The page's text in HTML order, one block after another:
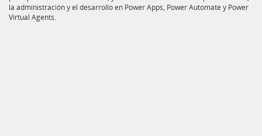
la administración y el desarrollo en Power Apps, Power Automate y Power
Virtual Agents.